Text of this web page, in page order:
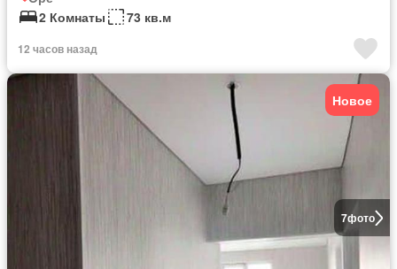
2 Комнаты
73 кв.м
12 часов назад
7фото
Новое